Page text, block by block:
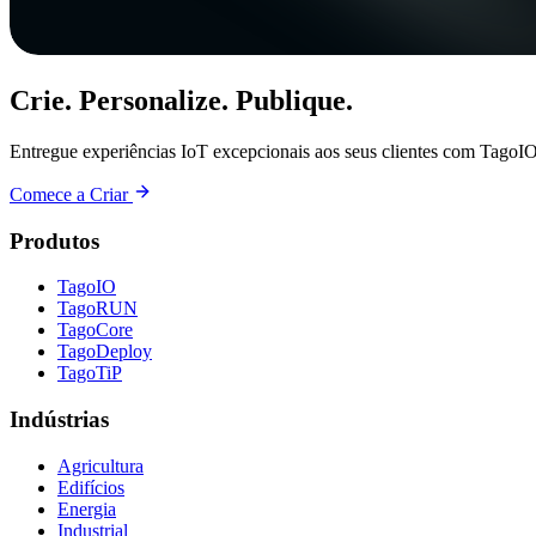
Crie. Personalize. Publique.
Entregue experiências IoT excepcionais aos seus clientes com
Comece a Criar
Produtos
TagoIO
TagoRUN
TagoCore
TagoDeploy
TagoTiP
Indústrias
Agricultura
Edifícios
Energia
Industrial